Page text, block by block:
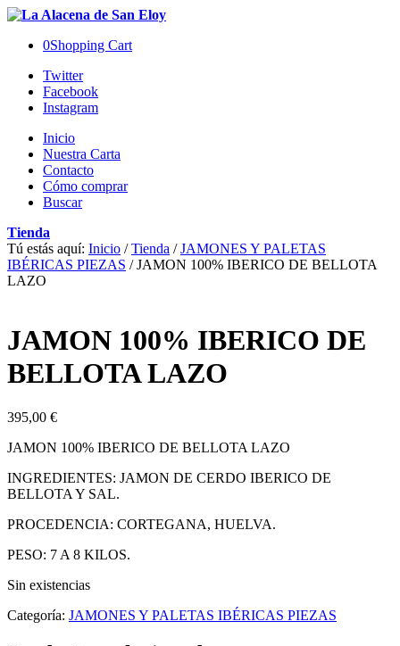
0Shopping Cart
Twitter
Facebook
Instagram
Inicio
Nuestra Carta
Contacto
Cómo comprar
Buscar
Tienda
Tú estás aquí: Inicio / Tienda / JAMONES Y PALETAS
IBÉRICAS PIEZAS / JAMON 100% IBERICO DE BELLOTA
LAZO
JAMON 100% IBERICO DE
BELLOTA LAZO
395,00 €
JAMON 100% IBERICO DE BELLOTA LAZO
INGREDIENTES: JAMON DE CERDO IBERICO DE
BELLOTA Y SAL.
PROCEDENCIA: CORTEGANA, HUELVA.
PESO: 7 A 8 KILOS.
Sin existencias
Categoría: JAMONES Y PALETAS IBÉRICAS PIEZAS